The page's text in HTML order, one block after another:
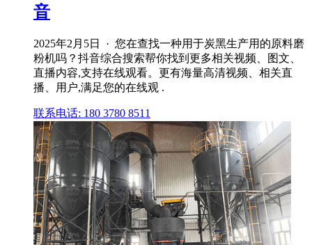
音
2025年2月5日 · 您在查找一种用于炭黑生产用的原料磨
粉机吗？抖音综合搜索帮你找到更多相关视频、图文、
直播内容,支持在线观看。更有海量高清视频、相关直
播、用户,满足您的在线观 .
联系电话: 180 3780 8511